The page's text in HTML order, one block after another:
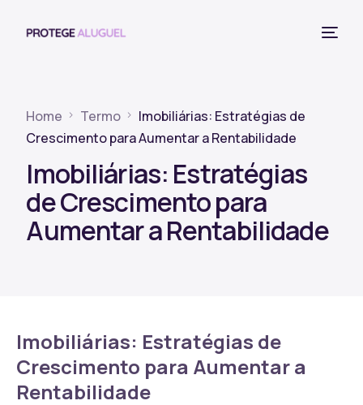
Home Termo
Imobiliárias: Estratégias de
Crescimento para Aumentar a Rentabilidade
Imobiliárias: Estratégias
de Crescimento para
Aumentar a Rentabilidade
Imobiliárias: Estratégias de
Crescimento para Aumentar a
Rentabilidade